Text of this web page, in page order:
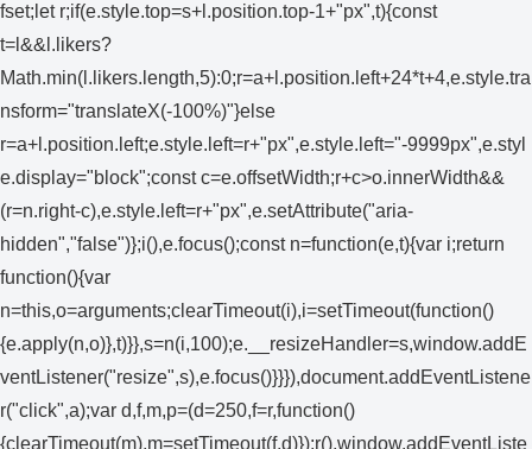
fset;let r;if(e.style.top=s+l.position.top-1+"px",t){const
t=l&&l.likers?
Math.min(l.likers.length,5):0;r=a+l.position.left+24*t+4,e.style.tra
nsform="translateX(-100%)"}else
r=a+l.position.left;e.style.left=r+"px",e.style.left="-9999px",e.styl
e.display="block";const c=e.offsetWidth;r+c>o.innerWidth&&
(r=n.right-c),e.style.left=r+"px",e.setAttribute("aria-
hidden","false")};i(),e.focus();const n=function(e,t){var i;return
function(){var
n=this,o=arguments;clearTimeout(i),i=setTimeout(function()
{e.apply(n,o)},t)}},s=n(i,100);e.__resizeHandler=s,window.addE
ventListener("resize",s),e.focus()}}}),document.addEventListene
r("click",a);var d,f,m,p=(d=250,f=r,function()
{clearTimeout(m),m=setTimeout(f,d)});r(),window.addEventListe